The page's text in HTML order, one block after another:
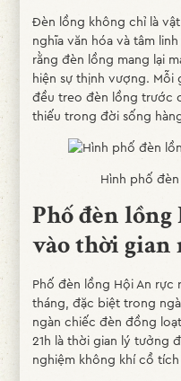
Đèn lồng không chỉ là
nghĩa văn hóa và tâm
rằng đèn lồng mang lại
hiện sự thịnh vượng.
đều treo đèn lồng trước
thiếu trong đời sống
Hình phố
Phố đèn
vào thời gian
Phố đèn lồng Hội An rực
tháng, đặc biệt trong
ngàn chiếc đèn đồng
21h là thời gian lý tưởng
nghiệm không khí cổ